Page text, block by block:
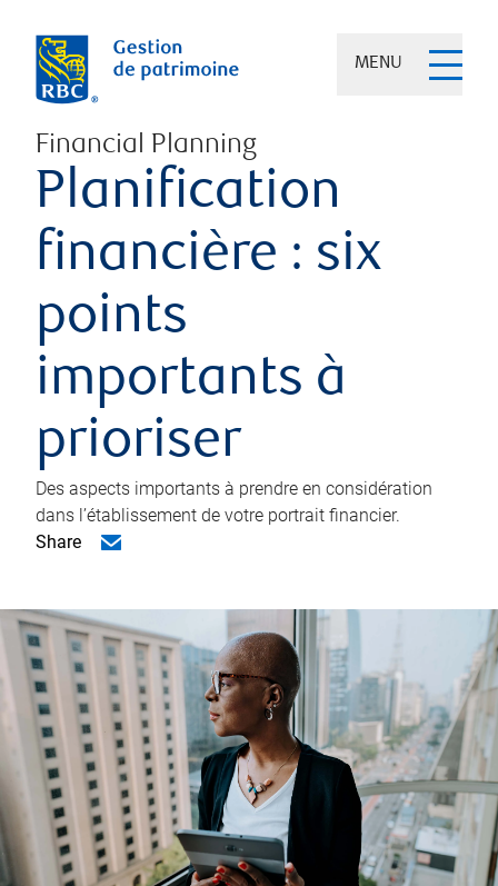
MENU
Financial Planning
Planification
financière : six
points
importants à
prioriser
Des aspects importants à prendre en considération
dans l’établissement de votre portrait financier.
Share